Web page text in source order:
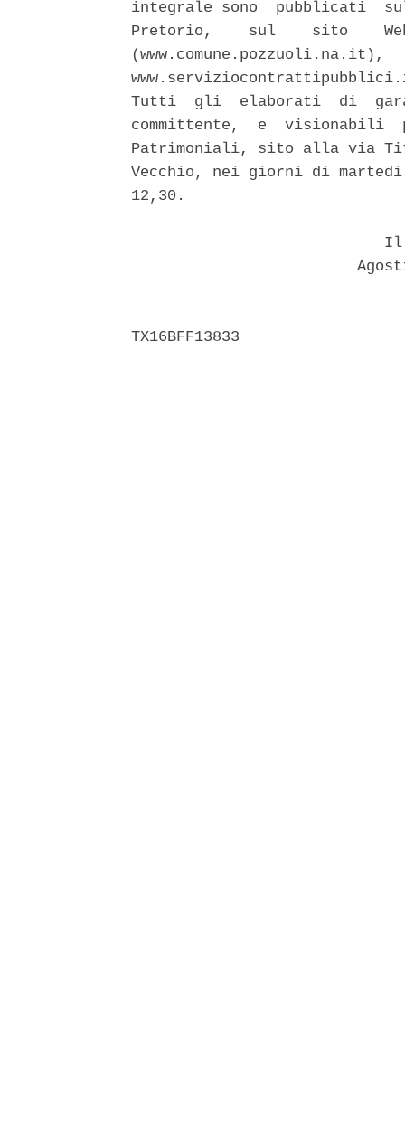
integrale sono  pubblicati
Pretorio,    sul    sito
Tutti  gli  elaborati  di
committente,  e  visionabili
Patrimoniali, sito alla via
Vecchio, nei giorni di
12,30.